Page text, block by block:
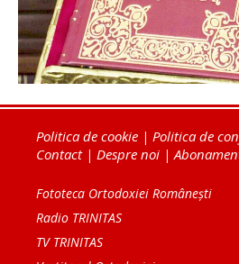
Politica de cookie | Politica de
Contact| Despre noi |
Fototeca Ortodoxiei Românești
Radio TRINITAS
TV TRINITAS